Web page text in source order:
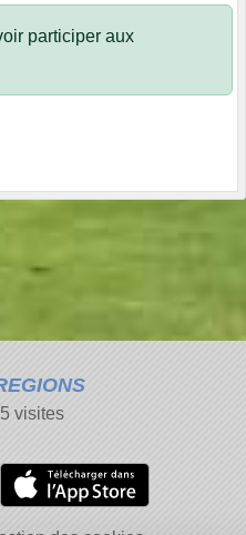
participer aux
visites